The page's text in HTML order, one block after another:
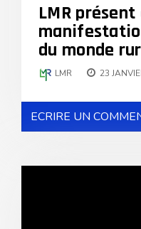
LMR
du monde
LMR 23
ECRIRE UN